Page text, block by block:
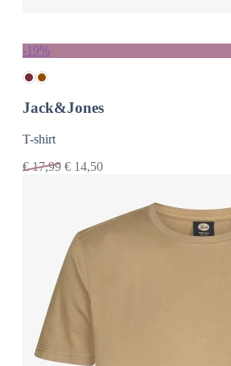
-19%
Jack&Jones
T-shirt
€17,99 € 14,50